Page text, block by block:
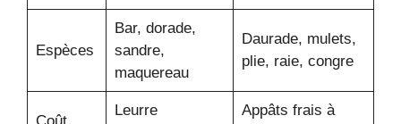
Espèces
Bar, dorade,
sandre,
maquereau
Daurade, mulets,
plie, raie, congre
Leurre
Appâts frais à